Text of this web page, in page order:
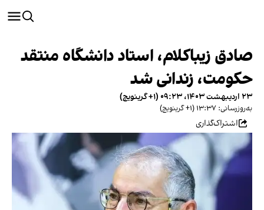
صادق زیباکلام، استاد دانشگاه منتقد
حکومت، زندانی شد
۲۳ اردیبهشت ۱۴۰۳، ۰۹:۲۳ (‎+۱ گرینویچ)
به‌روزرسانی: ۱۳:۳۷ (‎+۱ گرینویچ)
اشتراک‌گذاری